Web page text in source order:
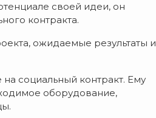
своей идеи, он
контракта.
ожидаемые результаты и
социальный контракт. Ему
оборудование,